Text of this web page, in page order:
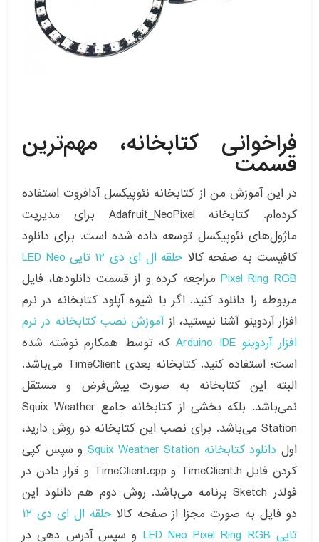
فراخوانی کتابخانه، مهم‌ترین
قسمت
در این آموزش من از کتابخانه نئوپیکسل آدافروت استفاده
کرده‌ام. کتابخانه Adafruit_NeoPixel برای مدیریت
ماژول‌های نئوپیکسل توسعه داده شده است. برای دانلود
کافیست به صفحه کالا
حلقه ال ای دی ۱۲ تایی LED Neo
Pixel Ring RGB مراجعه کرده و از قسمت دانلودها، فایل
مربوطه را دانلود کنید. اگر با شیوه آپلود کتابخانه در نرم
افزار آردوینو آشنا نیستید، ازآموزش نصب کتابخانه در نرم
افزار آردوینو Arduino IDE
که توسط همکارم نوشته شده
است؛ استفاده کنید. کتابخانه بعدی TimeClient می‌باشد.
البته این کتابخانه به صورت پیش‌فرض و مستقل
نمی‌باشد. بلکه بخشی از کتابخانه جامع Squix Weather
Station می‌باشد. برای نصب این کتابخانه دو روش دارید،
اول دانلود کتابخانه Squix Weather Station
و سپس کپی
کردن فایل TimeClient.h و TimeClient.cpp و قرار دادن در
فولدر Sketch برنامه می‌باشد. روش دوم هم دانلود این
دو فایل به صورت مجزا از صفحه کالا
حلقه ال ای دی ۱۲
تایی LED Neo Pixel Ring RGB
و سپس آدرس دهی در